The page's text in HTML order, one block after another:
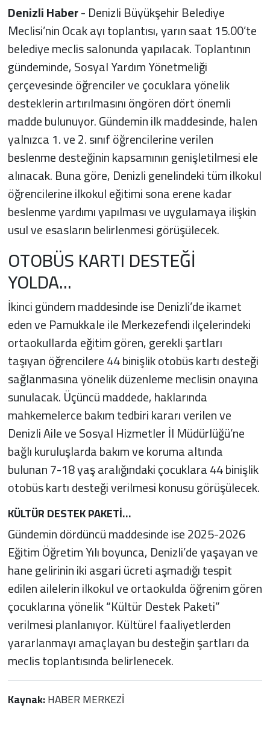
Denizli Haber- Denizli Büyükşehir Belediye
Meclisi’nin Ocak ayı toplantısı, yarın saat 15.00’te
belediye meclis salonunda yapılacak. Toplantının
gündeminde, Sosyal Yardım Yönetmeliği
çerçevesinde öğrenciler ve çocuklara yönelik
desteklerin artırılmasını öngören dört önemli
madde bulunuyor. Gündemin ilk maddesinde, halen
yalnızca 1. ve 2. sınıf öğrencilerine verilen
beslenme desteğinin kapsamının genişletilmesi ele
alınacak. Buna göre, Denizli genelindeki tüm ilkokul
öğrencilerine ilkokul eğitimi sona erene kadar
beslenme yardımı yapılması ve uygulamaya ilişkin
usul ve esasların belirlenmesi görüşülecek.
OTOBÜS KARTI DESTEĞİ
YOLDA...
İkinci gündem maddesinde ise Denizli’de ikamet
eden ve Pamukkale ile Merkezefendi ilçelerindeki
ortaokullarda eğitim gören, gerekli şartları
taşıyan öğrencilere 44 binişlik otobüs kartı desteği
sağlanmasına yönelik düzenleme meclisin onayına
sunulacak. Üçüncü maddede, haklarında
mahkemelerce bakım tedbiri kararı verilen ve
Denizli Aile ve Sosyal Hizmetler İl Müdürlüğü’ne
bağlı kuruluşlarda bakım ve koruma altında
bulunan 7-18 yaş aralığındaki çocuklara 44 binişlik
otobüs kartı desteği verilmesi konusu görüşülecek.
KÜLTÜR DESTEK PAKETİ…
Gündemin dördüncü maddesinde ise 2025-2026
Eğitim Öğretim Yılı boyunca, Denizli’de yaşayan ve
hane gelirinin iki asgari ücreti aşmadığı tespit
edilen ailelerin ilkokul ve ortaokulda öğrenim gören
çocuklarına yönelik “Kültür Destek Paketi”
verilmesi planlanıyor. Kültürel faaliyetlerden
yararlanmayı amaçlayan bu desteğin şartları da
meclis toplantısında belirlenecek.
Kaynak:HABER MERKEZİ